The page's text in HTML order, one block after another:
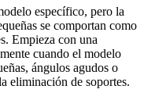
específico, pero la
se comportan como
Empieza con una
cuando el modelo
ángulos agudos o
eliminación de soportes.